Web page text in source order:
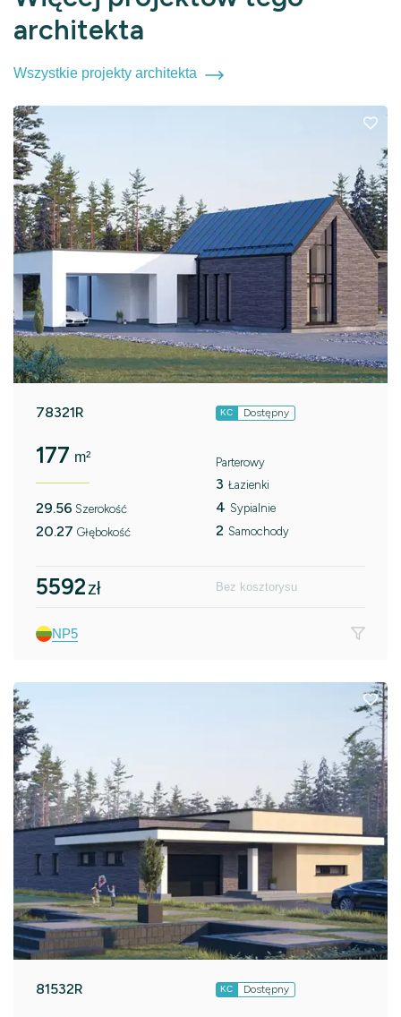
architekta
Wszystkie projekty architekta
78321R KC Dostępny
177 m²
29.56 Szerokość
20.27 Głębokość
Parterowy
3 Łazienki
4 Sypialnie
2 Samochody
5592zł Bez kosztorysu
NP5
81532R KC Dostępny